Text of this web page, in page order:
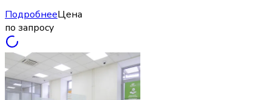
ПодробнееЦена
по запросу